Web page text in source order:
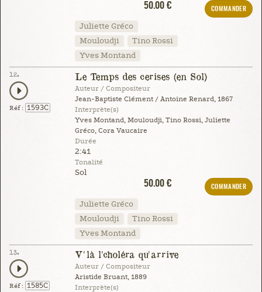
50.00 €
COMMANDER
Juliette Gréco
Mouloudji
Tino Rossi
Yves Montand
12.
Réf : 1593C
Le Temps des cerises (en Sol)
Auteur / Compositeur
Jean-Baptiste Clément / Antoine Renard, 1867
Interprète(s)
Yves Montand, Mouloudji, Tino Rossi, Juliette
Gréco, Cora Vaucaire
Durée
2:41
Tonalité
Sol
50.00 €
COMMANDER
Juliette Gréco
Mouloudji
Tino Rossi
Yves Montand
13.
Réf : 1585C
V'là l'choléra qu'arrive
Auteur / Compositeur
Aristide Bruant, 1889
Interprète(s)